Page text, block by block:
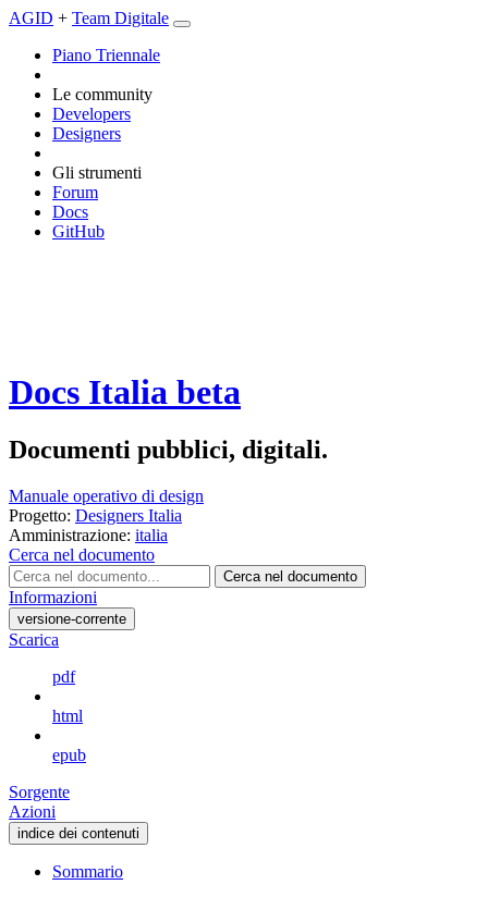
AGID + Team Digitale
Piano Triennale
Le community
Developers
Designers
Gli strumenti
Forum
Docs
GitHub
Docs Italia beta
Documenti pubblici, digitali.
Manuale operativo di design
Progetto: Designers Italia
Amministrazione: italia
Cerca nel documento
Cerca nel documento
Informazioni
versione-corrente
Scarica
pdf
html
epub
Sorgente
Azioni
indice dei contenuti
Sommario